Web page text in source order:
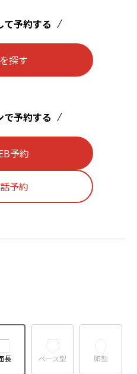
て予約する
探す
で予約する
予約
予約
長 ベース型 卵型